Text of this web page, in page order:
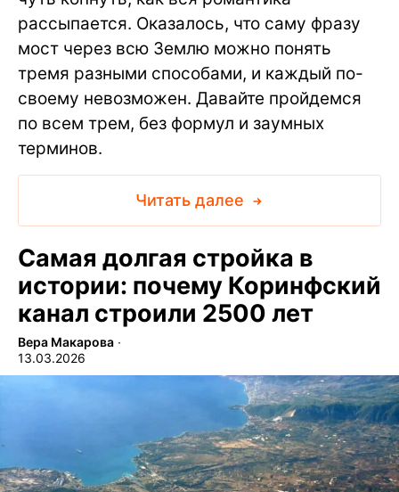
рассыпается. Оказалось, что саму фразу
мост через всю Землю можно понять
тремя разными способами, и каждый по-
своему невозможен. Давайте пройдемся
по всем трем, без формул и заумных
терминов.
Читать далее
Самая долгая стройка в
истории: почему Коринфский
канал строили 2500 лет
Вера Макарова ∙
13.03.2026